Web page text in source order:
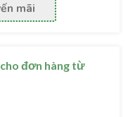
mãi
đơn hàng từ